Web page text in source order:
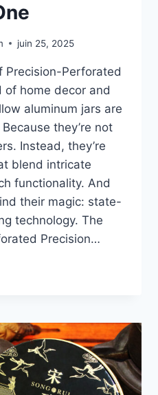
juin 25, 2025
Precision-Perforated
of home decor and
aluminum jars are
they’re not
Instead, they’re
blend intricate
functionality. And
their magic: state-
technology. The
Precision…